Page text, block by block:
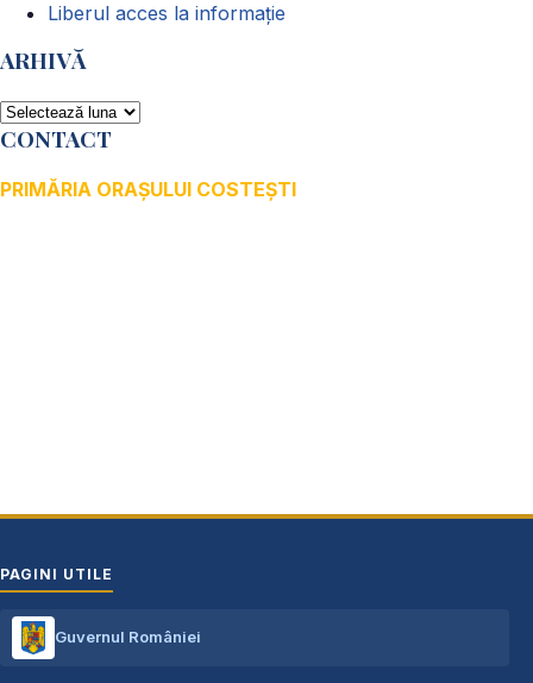
Liberul acces la informație
ARHIVĂ
ARHIVĂ
CONTACT
PRIMĂRIA ORAȘULUI COSTEȘTI
PAGINI UTILE
Guvernul României